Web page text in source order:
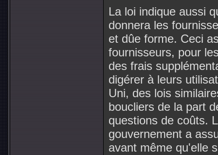
La loi indique aussi
donnera les
et dûe forme. Ceci
fournisseurs, pour
des frais
digérer à leurs
Uni, des lois
boucliers de la part
questions de coûts.
gouvernement a
avant même qu'elle